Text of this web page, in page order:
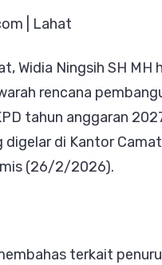
| Lahat
Widia Ningsih SH MH
rencana
tahun anggaran
digelar di Kantor
(26/2/2026).
terkait